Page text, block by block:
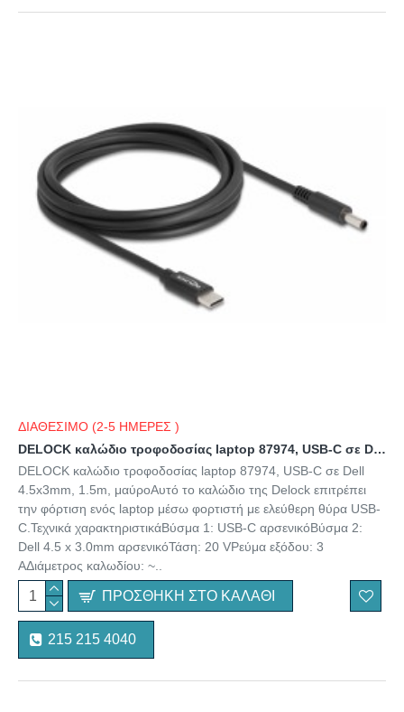
ΔΙΑΘΕΣΙΜΟ (2-5 ΗΜΕΡΕΣ )
DELOCK καλώδιο τροφοδοσίας laptop 87974, USB-C σε Dell 4.5x3mm, 1.5m, μαύρο
DELOCK καλώδιο τροφοδοσίας laptop 87974, USB-C σε Dell
4.5x3mm, 1.5m, μαύροΑυτό το καλώδιο της Delock επιτρέπει
την φόρτιση ενός laptop μέσω φορτιστή με ελεύθερη θύρα USB-
C.Τεχνικά χαρακτηριστικάΒύσμα 1: USB-C αρσενικόΒύσμα 2:
Dell 4.5 x 3.0mm αρσενικόΤάση: 20 VΡεύμα εξόδου: 3
AΔιάμετρος καλωδίου: ~..
ΠΡΟΣΘΉΚΗ ΣΤΟ ΚΑΛΆΘΙ
215 215 4040